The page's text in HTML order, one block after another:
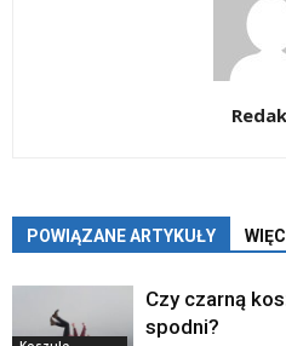
POWIĄZANE ARTYKUŁY
Czy czarną
spodni?